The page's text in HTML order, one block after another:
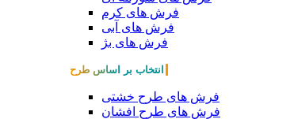
فرش های کرم
فرش های آبی
فرش های بژ
انتخاب بر اساس طرح
فرش های طرح خشتی
فرش های طرح افشان